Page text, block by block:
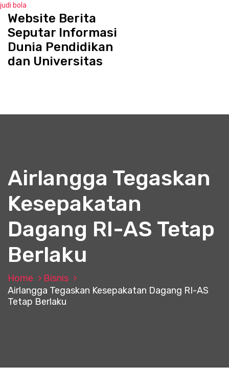
judi bola
t
Website Berita
Seputar Informasi
Dunia Pendidikan
dan Universitas
Airlangga Tegaskan
Kesepakatan
Dagang RI-AS Tetap
Berlaku
Home
Bisnis
Airlangga Tegaskan Kesepakatan Dagang RI-AS
Tetap Berlaku